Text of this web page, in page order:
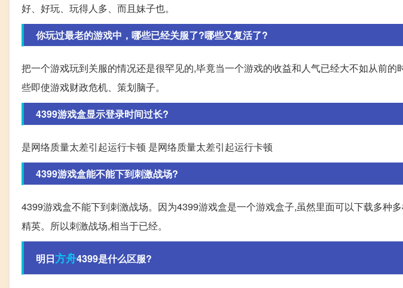
好、好玩、玩得人多、而且妹子也。
你玩过最老的游戏中，哪些已经关服了?哪些又复活了?
把一个游戏玩到关服的情况还是很罕见的,毕竟当一个游戏的收益和人气已经大不如从前
些即使游戏财政危机、策划脑子。
4399游戏盒显示登录时间过长?
是网络质量太差引起运行卡顿 是网络质量太差引起运行卡顿
4399游戏盒能不能下到刺激战场?
4399游戏盒不能下到刺激战场。因为4399游戏盒是一个游戏盒子,虽然里面可以下载多种
精英。所以刺激战场,相当于已经。
明日方舟4399是什么区服?